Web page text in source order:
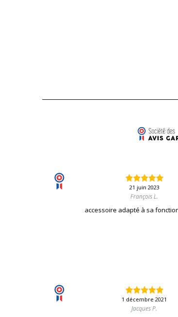
21 juin 2023
François L.
accessoire adapté à sa
1 décembre 2021
Jacques P.